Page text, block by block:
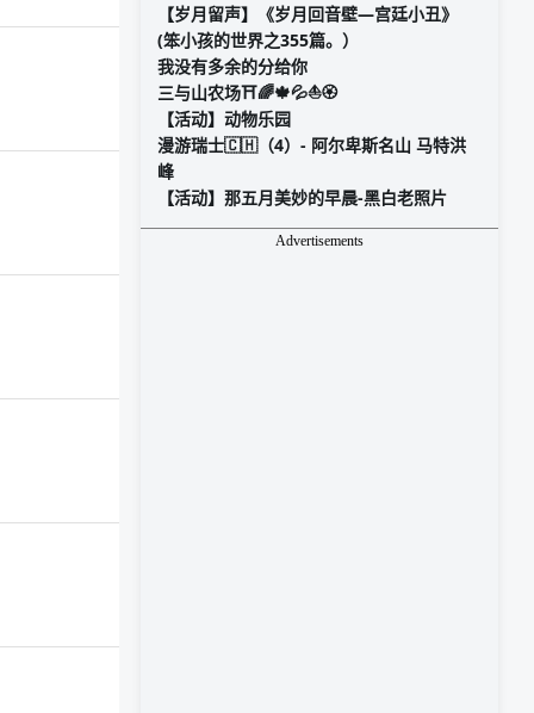
【岁月留声】《岁月回音壁—宫廷小丑》
(笨小孩的世界之355篇。）
我没有多余的分给你
三与山农场⛩️🌈🍁💦⛵🏵️
【活动】动物乐园
漫游瑞士🇨🇭（4）- 阿尔卑斯名山 马特洪
峰
【活动】那五月美妙的早晨-黑白老照片
Advertisements